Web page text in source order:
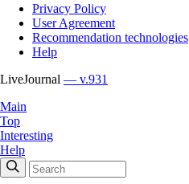
Privacy Policy
User Agreement
Recommendation technologies
Help
LiveJournal — v.931
Main
Top
Interesting
Help